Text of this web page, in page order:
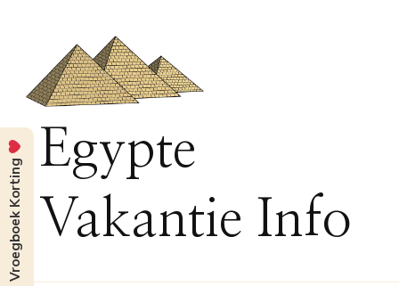
Egypte
Vakantie Info
Vroegboek Korting